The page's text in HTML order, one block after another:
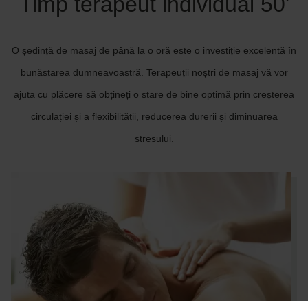
O ședință de masaj de până la o oră este o investiție excelentă în
bunăstarea dumneavoastră. Terapeuții noștri de masaj vă vor
ajuta cu plăcere să obțineți o stare de bine optimă prin creșterea
circulației și a flexibilității, reducerea durerii și diminuarea
stresului.